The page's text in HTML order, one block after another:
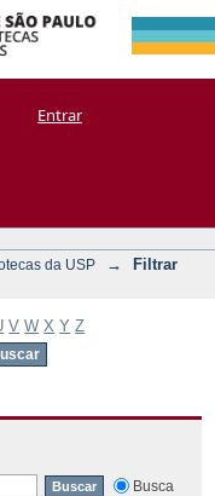
Entrar
da USP →
Filtrar
V W X Y Z
Busca